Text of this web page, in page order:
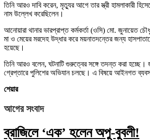
তিনি আরও দাবি করেন, মৃত্যুর আগে তার স্ত্রী হামলাকারী
নাম উল্লেখ করেছিলেন।
আনোয়ারা থানার ভারপ্রাপ্ত কর্মকর্তা (ওসি) মো. জুনায়েত
মা ও মেয়ের মরদেহ উদ্ধার করে ময়নাতদন্তের জন্য
হয়েছে।
তিনি আরও বলেন, ঘটনাটি গুরুত্বের সঙ্গে তদন্ত করা
গ্রেপ্তারে পুলিশের অভিযান চলছে। এ বিষয়ে আইনগত
শেয়ার
আগের সংবাদ
ব্রাজিলে ‘এক’ হলেন অপু-বুবলী!